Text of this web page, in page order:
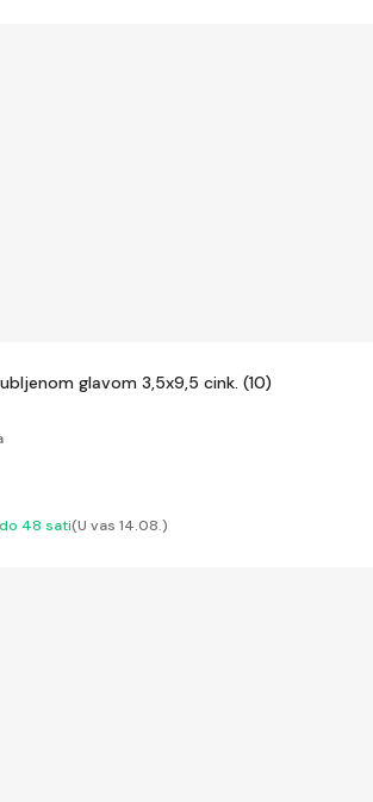
glavom 3,5x9,5 cink. (10)
48 sati(U vas 14.08.)